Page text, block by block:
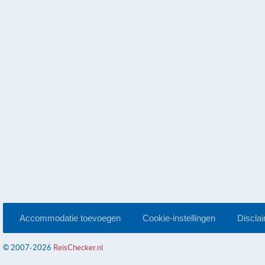
Accommodatie toevoegen Cookie-instellingen
© 2007-2026 ReisChecker.nl